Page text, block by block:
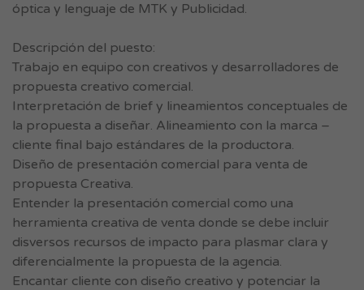
óptica y lenguaje de MTK y Publicidad.
Descripción del puesto:
Trabajo en equipo con creativos y desarrolladores de
propuesta creativo comercial.
Interpretación de brief y lineamientos conceptuales de
la propuesta a diseñar. Alineamiento con la marca –
cliente final bajo estándares de la productora.
Diseño de presentación comercial para venta de
propuesta Creativa.
Entender la presentación comercial como una
herramienta creativa de venta donde se debe incluir
disversos recursos de impacto para plasmar clara y
diferencialmente la propuesta de la agencia.
Encantar cliente con diseño creativo y potenciar la